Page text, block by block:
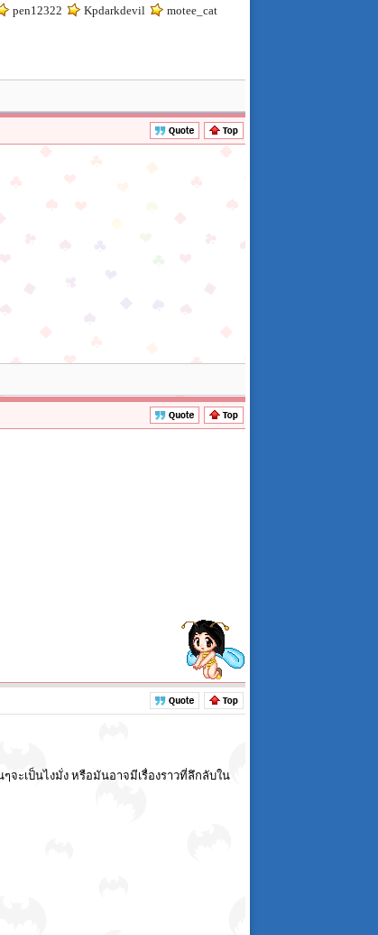
pen12322 Kpdarkdevil
motee_cat
จะเป็นไงมั่ง หรือมันอาจมีเรื่องราวที่ลึกลับใน